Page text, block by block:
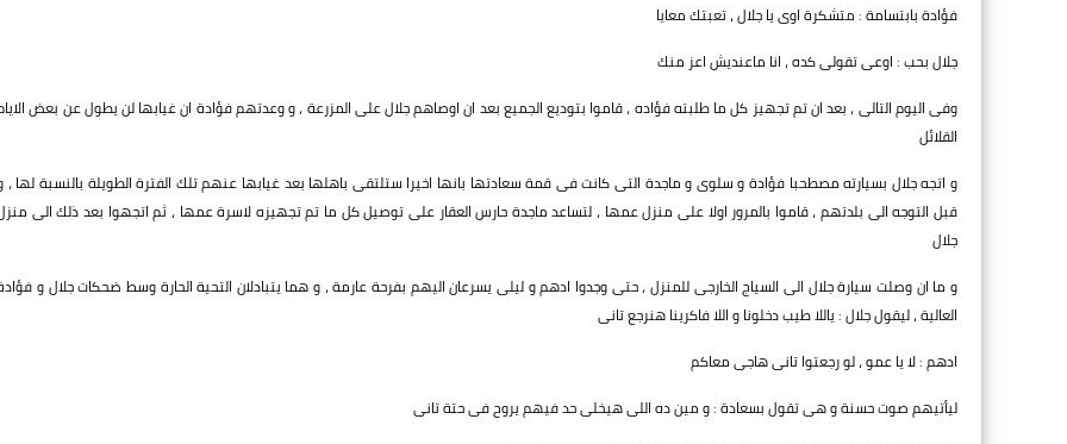
فؤادة بابتسامة : متشكرة اوى يا جلال ، تعبتك معايا
جلال بحب : اوعى تقولى كده ، انا ماعنديش اعز منك
وفى اليوم التالى ، بعد ان تم تجهيز كل ما طلبته فؤاده ، قاموا بتوديع الجميع بعد ان اوصاهم جلال على المزرعة ، و وعدتهم فؤادة ان غيابها لن يطول عن بعض
القلائل
و اتجه جلال بسيارته مصطحبا فؤادة و سلوى و ماجدة التى كانت فى قمة سعادتها بانها اخيرا ستلتقى باهلها بعد غيابها عنهم تلك الفترة الطويلة بالنسبة لها ،
قبل التوجه الى بلدتهم ، قاموا بالمرور اولا على منزل عمها ، لتساعد ماجدة حارس العقار على توصيل كل ما تم تجهيزه لاسرة عمها ، ثم اتجهوا بعد ذلك الى
جلال
و ما ان وصلت سيارة جلال الى السياج الخارجى للمنزل ، حتى وجدوا ادهم و ليلى يسرعان اليهم بفرحة عارمة ، و هما يتبادلان التحية الحارة وسط ضحكات جلال و
العالية ، ليقول جلال : ياللا طيب دخلونا و اللا فاكرينا هنرجع تانى
ادهم : لا يا عمو ، لو رجعتوا تانى هاجى معاكم
ليأتيهم صوت حسنة و هى تقول بسعادة : و مين ده اللى هيخلى حد فيهم يروح فى حتة تانى